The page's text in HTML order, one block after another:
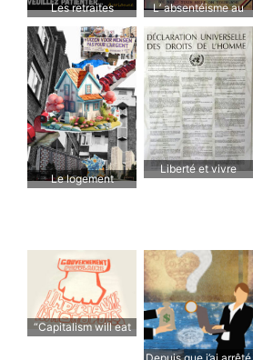
Les retraites
L’ absentéisme au
travail
Le logement
Liberté et vivre
“Capitalism will eat